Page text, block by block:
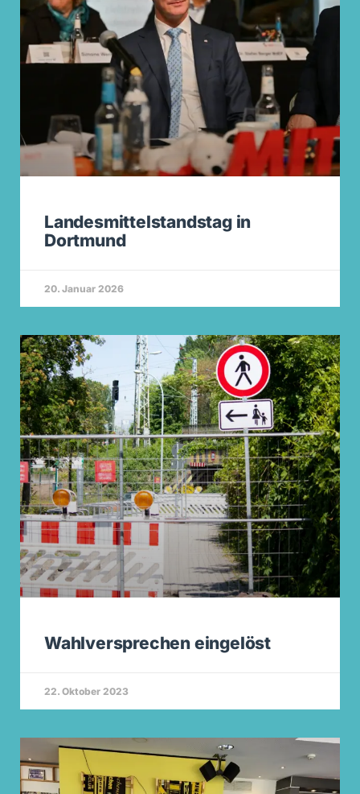
Landesmittelstandstag in
Dortmund
20. Januar 2026
Wahlversprechen eingelöst
22. Oktober 2023